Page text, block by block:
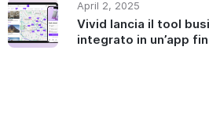
April 2, 2025
Vivid lancia il tool
integrato in un’app